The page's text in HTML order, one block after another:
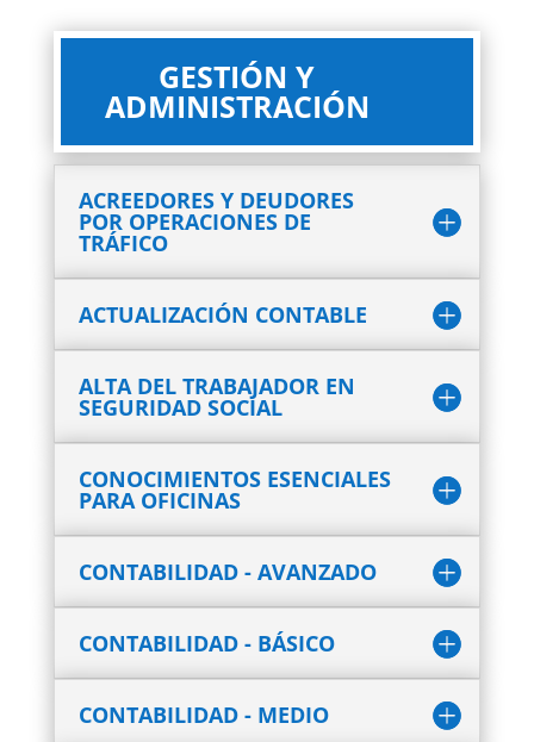
GESTIÓN Y
ADMINISTRACIÓN
ACREEDORES Y DEUDORES
POR OPERACIONES DE
TRÁFICO
ACTUALIZACIÓN CONTABLE
ALTA DEL TRABAJADOR EN
SEGURIDAD SOCIAL
CONOCIMIENTOS ESENCIALES
PARA OFICINAS
CONTABILIDAD - AVANZADO
CONTABILIDAD - BÁSICO
CONTABILIDAD - MEDIO